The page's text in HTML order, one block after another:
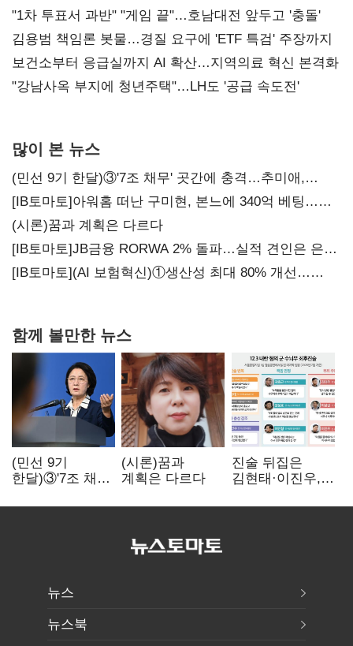
불복'
"1차 투표서 과반" "게임 끝"…호남대전 앞두고 '충돌'
김용범 책임론 봇물…경질 요구에 'ETF 특검' 주장까지
보건소부터 응급실까지 AI 확산…지역의료 혁신 본격화
"강남사옥 부지에 청년주택"…LH도 '공급 속도전'
많이 본 뉴스
(민선 9기 한달)③'7조 채무' 곳간에 충격…추미애,
20년만에 '비상재정' 선언 승부수
[IB토마토]아워홈 떠난 구미현, 본느에 340억 베팅…
가족 지배체제 구축
(시론)꿈과 계획은 다르다
[IB토마토]JB금융 RORWA 2% 돌파…실적 견인은 은행
아닌 캐피탈
[IB토마토](AI 보험혁신)①생산성 최대 80% 개선…
함께 볼만한 뉴스
(민선 9기
한달)③'7조 채무'
추미애, 20년만에
(시론)꿈과
계획은 다르다
진술 뒤집은
김현태·이진우,
헌신"…법정서
뉴스
뉴스북